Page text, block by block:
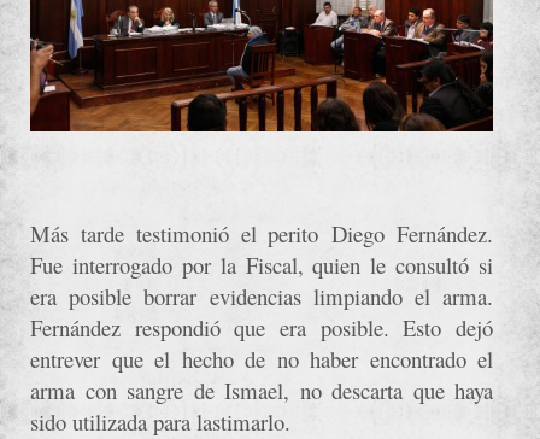
Más tarde testimonió el perito Diego Fernández.
Fue interrogado por la Fiscal, quien le consultó si
era posible borrar evidencias limpiando el arma.
Fernández respondió que era posible. Esto dejó
entrever que el hecho de no haber encontrado el
arma con sangre de Ismael, no descarta que haya
sido utilizada para lastimarlo.